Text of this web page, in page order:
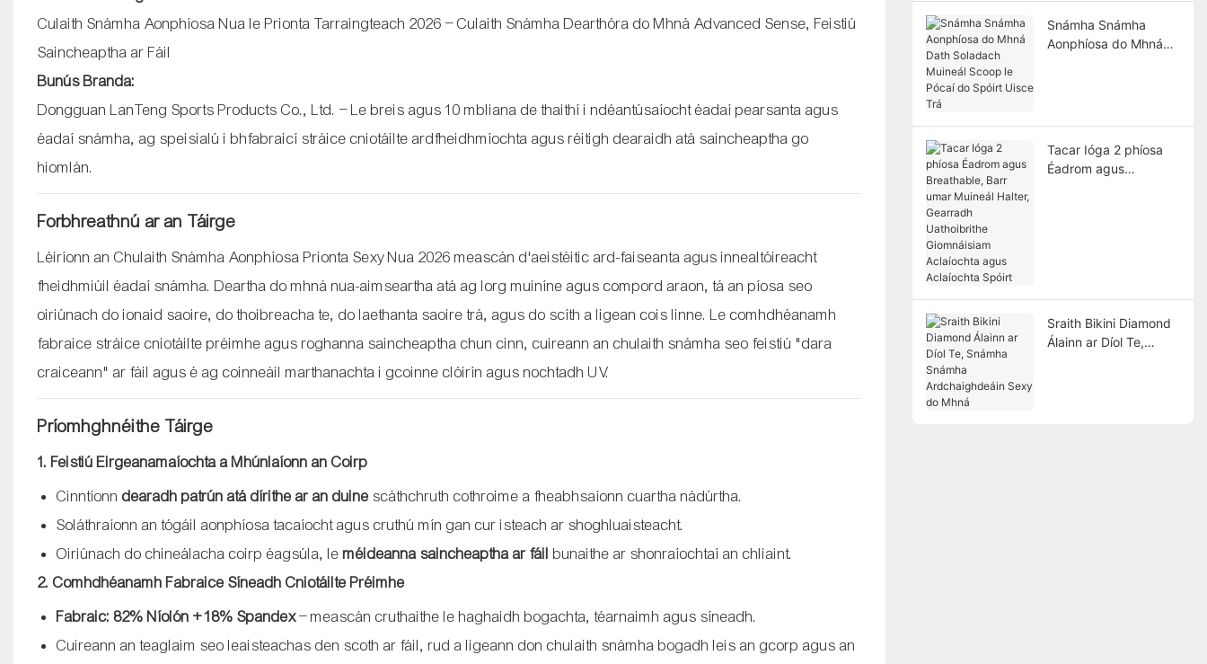
Culaith Snámha Aonphíosa Nua le Prionta Tarraingteach 2026 – Culaith Snámha Dearthóra do Mhná Advanced Sense, Feistiú
Saincheaptha ar Fáil
Bunús Branda:
Dongguan LanTeng Sports Products Co., Ltd. – Le breis agus 10 mbliana de thaithí i ndéantúsaíocht éadaí pearsanta agus
éadaí snámha, ag speisialú i bhfabraicí stráice cniotáilte ardfheidhmíochta agus réitigh dearaidh atá saincheaptha go
hiomlán.
Forbhreathnú ar an Táirge
Léiríonn an Chulaith Snámha Aonphíosa Prionta Sexy Nua 2026 meascán d'aeistéitic ard-faiseanta agus innealtóireacht
fheidhmiúil éadaí snámha. Deartha do mhná nua-aimseartha atá ag lorg muiníne agus compord araon, tá an píosa seo
oiriúnach do ionaid saoire, do thoibreacha te, do laethanta saoire trá, agus do scíth a ligean cois linne. Le comhdhéanamh
fabraice stráice cniotáilte préimhe agus roghanna saincheaptha chun cinn, cuireann an chulaith snámha seo feistiú "dara
craiceann" ar fáil agus é ag coinneáil marthanachta i gcoinne clóirín agus nochtadh UV.
Príomhghnéithe Táirge
1. Feistiú Eirgeanamaíochta a Mhúnlaíonn an Coirp
Cinntíonndearadh patrún atá dírithe ar an duine scáthchruth cothroime a fheabhsaíonn cuartha nádúrtha.
Soláthraíonn an tógáil aonphíosa tacaíocht agus cruthú mín gan cur isteach ar shoghluaisteacht.
Oiriúnach do chineálacha coirp éagsúla, leméideanna saincheaptha ar fáil bunaithe ar shonraíochtaí an chliaint.
2. Comhdhéanamh Fabraice Síneadh Cniotáilte Préimhe
Fabraic: 82% Níolón + 18% Spandex– meascán cruthaithe le haghaidh bogachta, téarnaimh agus síneadh.
Cuireann an teaglaim seo leaisteachas den scoth ar fáil, rud a ligeann don chulaith snámha bogadh leis an gcorp agus an
Snámha Snámha
Aonphíosa do Mhná
Tacar Ióga 2 phíosa
Éadrom agus
Sraith Bikini Diamond
Álainn ar Díol Te,